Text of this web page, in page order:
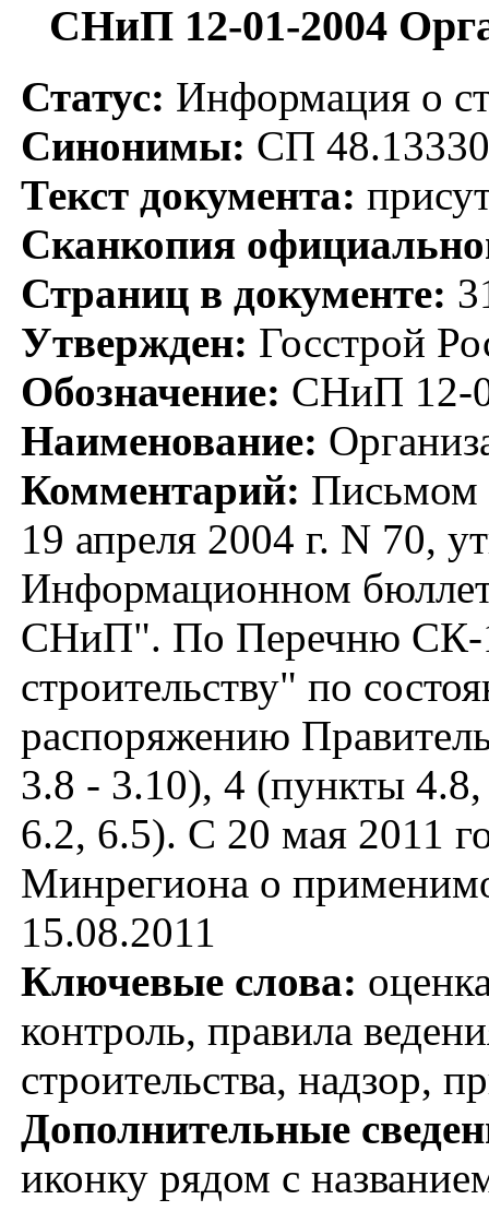
СНиП 12-01-2004
Статус: Информация о
Синонимы: СП
Текст документа:
Сканкопия
Страниц в документе:
Утвержден: Госстрой
Обозначение: СНиП 12-
Наименование:
Комментарий: Письмом
19 апреля 2004 г. N 70,
Информационном
СНиП". По Перечню СК-1
строительству" по
распоряжению
3.8 - 3.10), 4 (пункты
6.2, 6.5). С 20 мая 2011
Минрегиона о
15.08.2011
Ключевые слова:
контроль, правила
строительства, надзор,
Дополнительные
иконку рядом с